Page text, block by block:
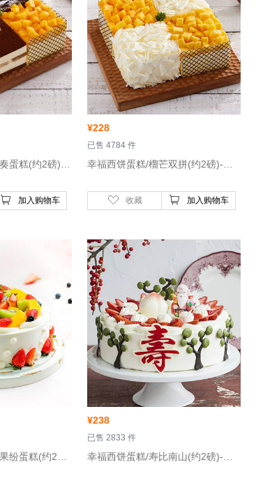
加入购物车
¥228
已售 4784 件
收藏 加入购物车
¥238
已售 2833 件